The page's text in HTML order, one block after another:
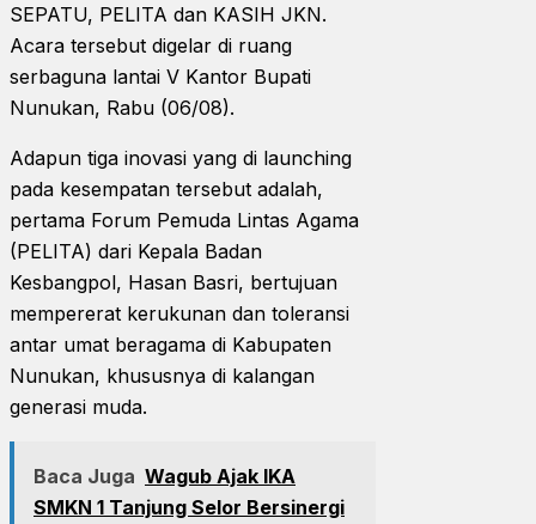
SEPATU, PELITA dan KASIH JKN.
Acara tersebut digelar di ruang
serbaguna lantai V Kantor Bupati
Nunukan, Rabu (06/08).
Adapun tiga inovasi yang di launching
pada kesempatan tersebut adalah,
pertama Forum Pemuda Lintas Agama
(PELITA) dari Kepala Badan
Kesbangpol, Hasan Basri, bertujuan
mempererat kerukunan dan toleransi
antar umat beragama di Kabupaten
Nunukan, khususnya di kalangan
generasi muda.
Baca Juga Wagub Ajak IKA
SMKN 1 Tanjung Selor Bersinergi